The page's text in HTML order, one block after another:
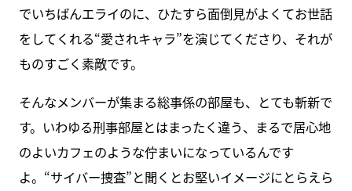
でいちばんエライのに、ひたすら面倒見がよくてお世話
をしてくれる“愛されキャラ”を演じてくださり、それが
ものすごく素敵です。
そんなメンバーが集まる総事係の部屋も、とても斬新で
す。いわゆる刑事部屋とはまったく違う、まるで居心地
のよいカフェのような佇まいになっているんです
よ。“サイバー捜査”と聞くとお堅いイメージにとらえら